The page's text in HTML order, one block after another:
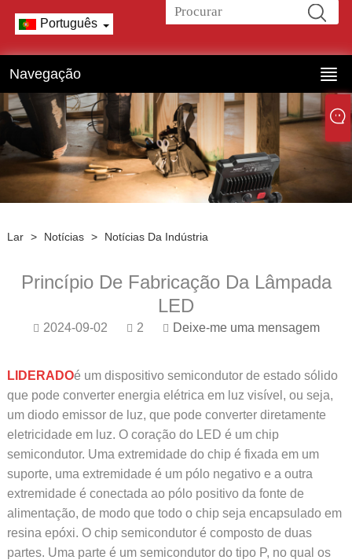
Português
Navegação
Lar > Notícias > Notícias Da Indústria
Princípio De Fabricação Da Lâmpada
LED
2024-09-02 2 Deixe-me uma mensagem
LIDERADOé um dispositivo semicondutor de estado sólido
que pode converter energia elétrica em luz visível, ou seja,
um diodo emissor de luz, que pode converter diretamente
eletricidade em luz. O coração do LED é um chip
semicondutor. Uma extremidade do chip é fixada em um
suporte, uma extremidade é um pólo negativo e a outra
extremidade é conectada ao pólo positivo da fonte de
alimentação, de modo que todo o chip seja encapsulado em
resina epóxi. O chip semicondutor é composto de duas
partes. Uma parte é um semicondutor do tipo P, no qual os